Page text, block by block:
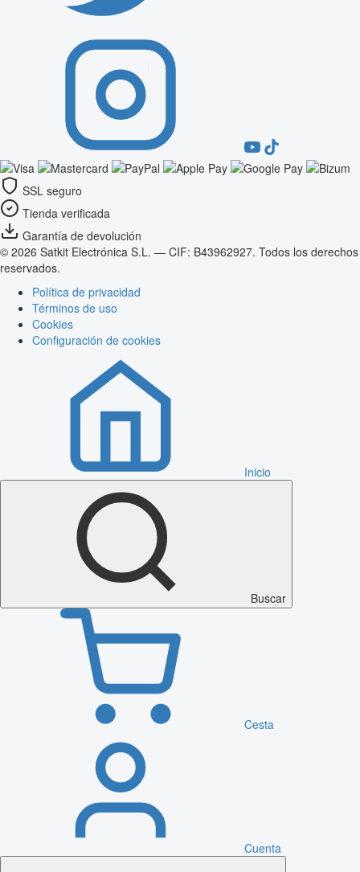
SSL seguro
Tienda verificada
Garantía de devolución
© 2026 Satkit Electrónica S.L. — CIF: B43962927. Todos los derechos
reservados.
Política de privacidad
Términos de uso
Cookies
Configuración de cookies
Inicio
Buscar
Cesta
Cuenta